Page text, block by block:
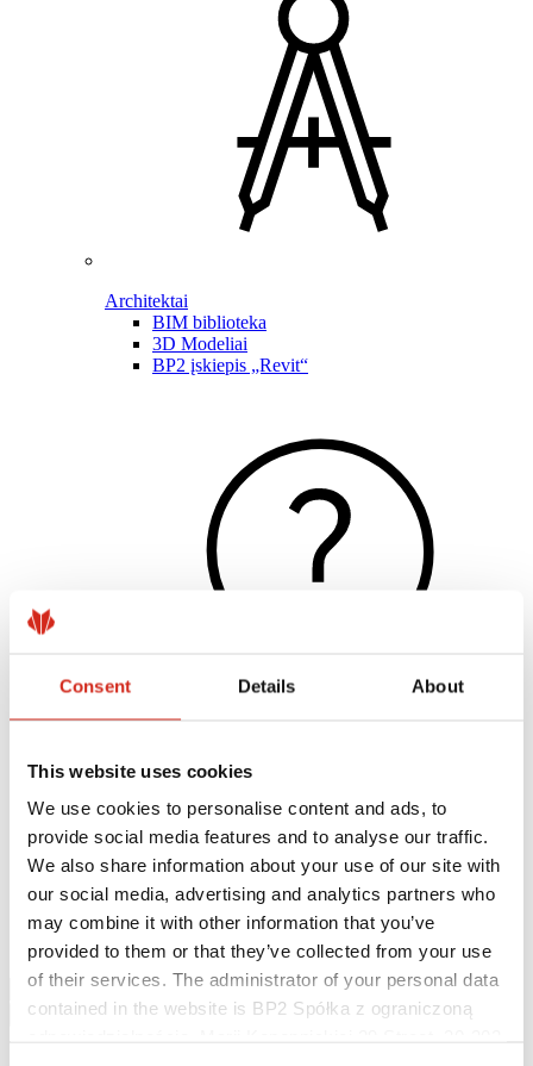
Consent Details About
This website uses cookies
We use cookies to personalise content and ads, to
provide social media features and to analyse our traffic.
We also share information about your use of our site with
our social media, advertising and analytics partners who
may combine it with other information that you’ve
provided to them or that they’ve collected from your use
of their services. The administrator of your personal data
contained in the website is BP2 Spółka z ograniczoną
Architektai
BIM biblioteka
3D Modeliai
BP2 įskiepis „Revit“
Dangos, spalvos ir garantijos
Garantijos registravimas
Įgyvendinti projektai ir inspiracijos
Parsisiunčiami failai
Rasti rangovą
Kur įsigyti?
BIM bibliotekos
Parsisiųsti
Kontaktai